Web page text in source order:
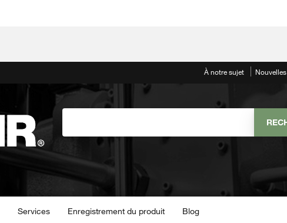
À notre sujet Nouvelles
Services Enregistrement du produit Blog